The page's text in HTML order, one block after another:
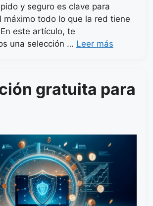
y seguro es clave para
máximo todo lo que la red tiene
este artículo, te
una selección … Leer más
gratuita para